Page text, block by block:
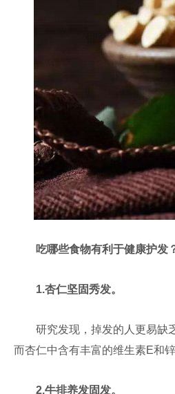
吃哪些食物有利于健康护发
1.杏仁坚固秀发。
研究发现，掉发的人更易缺乏
而杏仁中含有丰富的维生素E和
2.牛排养发固发。